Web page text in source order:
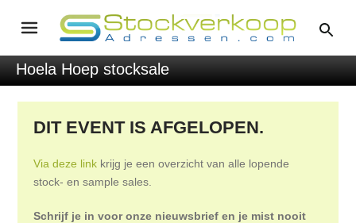
Hoela Hoep stocksale
DIT EVENT IS AFGELOPEN.
Via deze link krijg je een overzicht van alle lopende
stock- en sample sales.
Schrijf je in voor onze nieuwsbrief en je mist nooit